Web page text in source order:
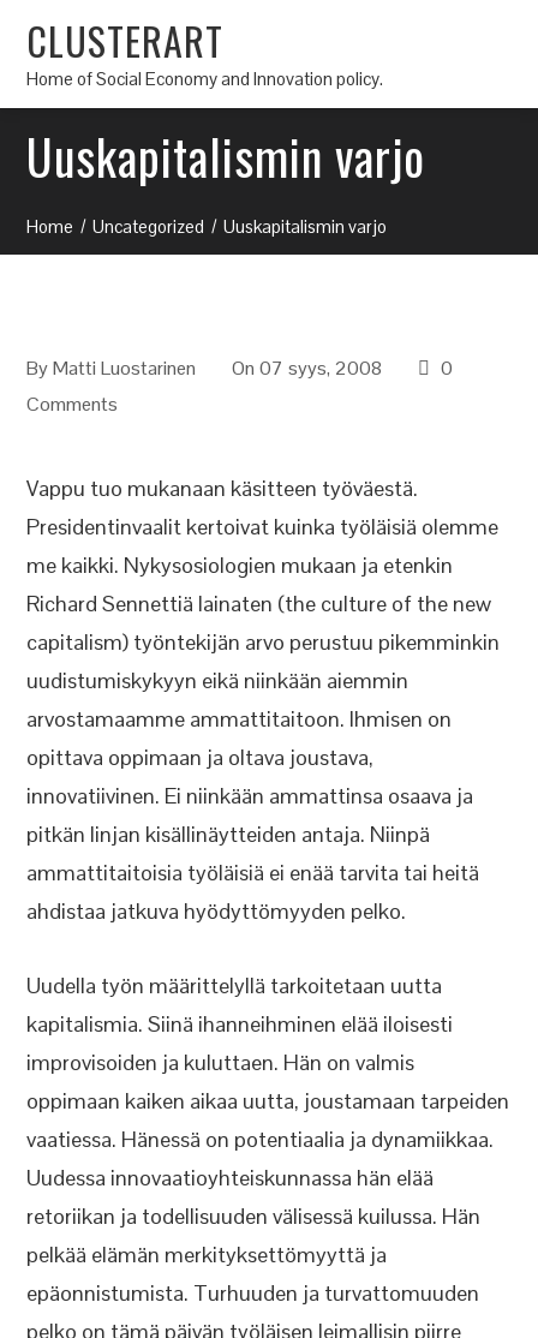
CLUSTERART
Home of Social Economy and Innovation policy.
Uuskapitalismin varjo
Home Uncategorized Uuskapitalismin varjo
ByMatti Luostarinen On 07 syys, 2008
0
Comments
Vappu tuo mukanaan käsitteen työväestä.
Presidentinvaalit kertoivat kuinka työläisiä olemme
me kaikki. Nykysosiologien mukaan ja etenkin
Richard Sennettiä lainaten (the culture of the new
capitalism) työntekijän arvo perustuu pikemminkin
uudistumiskykyyn eikä niinkään aiemmin
arvostamaamme ammattitaitoon. Ihmisen on
opittava oppimaan ja oltava joustava,
innovatiivinen. Ei niinkään ammattinsa osaava ja
pitkän linjan kisällinäytteiden antaja. Niinpä
ammattitaitoisia työläisiä ei enää tarvita tai heitä
ahdistaa jatkuva hyödyttömyyden pelko.
Uudella työn määrittelyllä tarkoitetaan uutta
kapitalismia. Siinä ihanneihminen elää iloisesti
improvisoiden ja kuluttaen. Hän on valmis
oppimaan kaiken aikaa uutta, joustamaan tarpeiden
vaatiessa. Hänessä on potentiaalia ja dynamiikkaa.
Uudessa innovaatioyhteiskunnassa hän elää
retoriikan ja todellisuuden välisessä kuilussa. Hän
pelkää elämän merkityksettömyyttä ja
epäonnistumista. Turhuuden ja turvattomuuden
pelko on tämä päivän työläisen leimallisin piirre